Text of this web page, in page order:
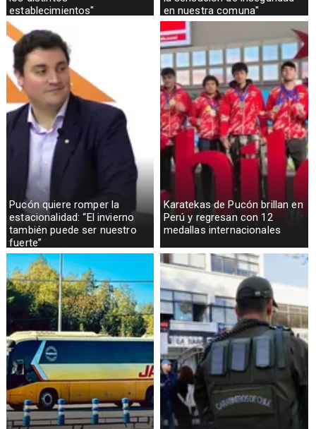
establecimientos"
en nuestra comuna"
Pucón quiere romper la
estacionalidad: “El invierno
también puede ser nuestro
fuerte”
Karatekas de Pucón brillan en
Perú y regresan con 12
medallas internacionales